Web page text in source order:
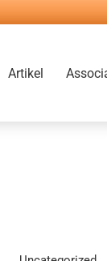
Artikel